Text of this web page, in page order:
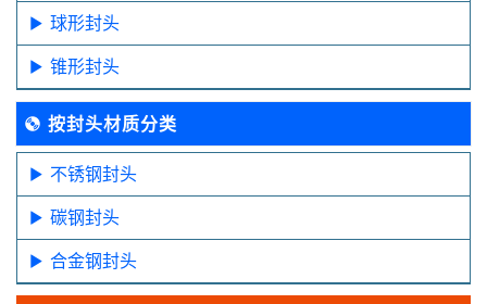
球形封头
锥形封头
按封头材质分类
不锈钢封头
碳钢封头
合金钢封头